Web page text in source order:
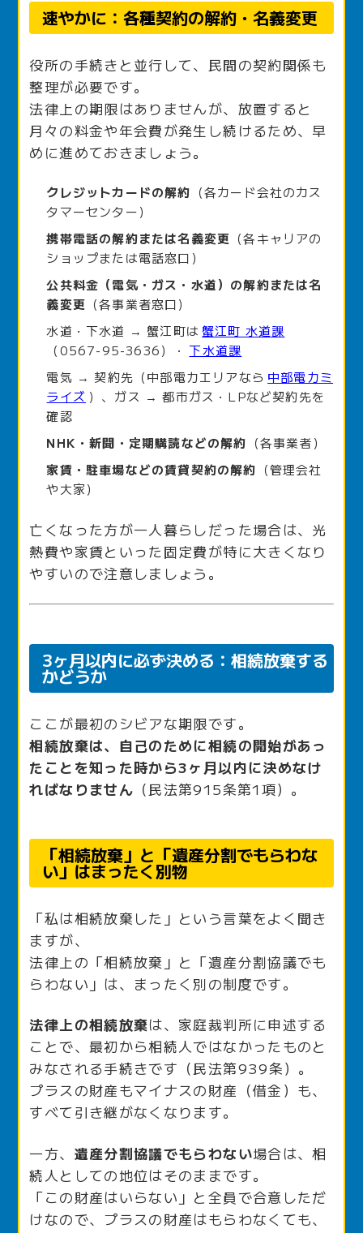
速やかに：各種契約の解約・名義変更
役所の手続きと並行して、民間の契約関係も
整理が必要です。
法律上の期限はありませんが、放置すると
月々の料金や年会費が発生し続けるため、早
めに進めておきましょう。
クレジットカードの解約 （各カード会社のカス
タマーセンター）
携帯電話の解約または名義変更 （各キャリアの
ショップまたは電話窓口）
公共料金（電気・ガス・水道）の解約または名
義変更 （各事業者窓口）
水道・下水道 → 蟹江町は 蟹江町 水道課
（0567-95-3636）・ 下水道課
電気 → 契約先（中部電力エリアなら 中部電力ミ
ライズ ）、ガス → 都市ガス・LPなど契約先を
確認
NHK・新聞・定期購読などの解約 （各事業者）
家賃・駐車場などの賃貸契約の解約 （管理会社
や大家）
亡くなった方が一人暮らしだった場合は、光
熱費や家賃といった固定費が特に大きくなり
やすいので注意しましょう。
3ヶ月以内に必ず決める：相続放棄する
かどうか
ここが最初のシビアな期限です。
相続放棄は、自己のために相続の開始があっ
たことを知った時から3ヶ月以内に決めなけ
ればなりません （民法第915条第1項）。
「相続放棄」と「遺産分割でもらわな
い」はまったく別物
「私は相続放棄した」という言葉をよく聞き
ますが、
法律上の「相続放棄」と「遺産分割協議でも
らわない」は、まったく別の制度です。
法律上の相続放棄は、家庭裁判所に申述する
ことで、最初から相続人ではなかったものと
みなされる手続きです（民法第939条）。
プラスの財産もマイナスの財産（借金）も、
すべて引き継がなくなります。
一方、 遺産分割協議でもらわない場合は、相
続人としての地位はそのままです。
「この財産はいらない」と全員で合意しただ
けなので、プラスの財産はもらわなくても、